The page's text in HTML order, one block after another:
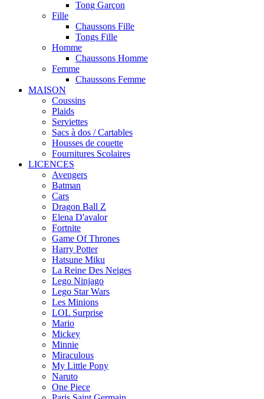
Tong Garçon
Fille
Chaussons Fille
Tongs Fille
Homme
Chaussons Homme
Femme
Chaussons Femme
MAISON
Coussins
Plaids
Serviettes
Sacs à dos / Cartables
Housses de couette
Fournitures Scolaires
LICENCES
Avengers
Batman
Cars
Dragon Ball Z
Elena D'avalor
Fortnite
Game Of Thrones
Harry Potter
Hatsune Miku
La Reine Des Neiges
Lego Ninjago
Lego Star Wars
Les Minions
LOL Surprise
Mario
Mickey
Minnie
Miraculous
My Little Pony
Naruto
One Piece